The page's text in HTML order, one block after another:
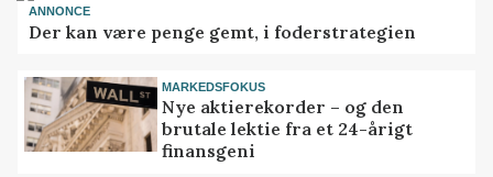
ANNONCE
Der kan være penge gemt, i foderstrategien
MARKEDSFOKUS
Nye aktierekorder – og den
brutale lektie fra et 24-årigt
finansgeni